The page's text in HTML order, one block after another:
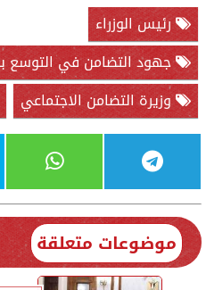
رئيس الوزراء
جهود التضامن في التوسع
وزيرة التضامن الاجتماعي
موضوعات متعلقة